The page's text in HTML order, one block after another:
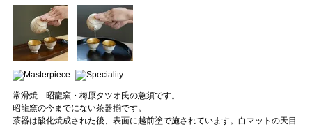
常滑焼 昭龍窯・梅原タツオ氏の急須です。
昭龍窯の今までにない茶器揃です。
茶器は酸化焼成された後、表面に越前塗で施されています。白マットの天目